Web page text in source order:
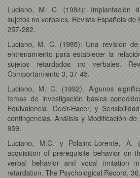
Luciano, M. C. (1984): Implantación
sujetos no verbales. Revista Española de
257-282.
Luciano, M. C. (1985): Una revisión
entrenamiento para establecer la
sujetos retardados no verbales.
Comportamiento 3, 37-45.
Luciano, M. C. (1992). Algunos
temas de investigación básica
Equivalencia, Decir-Hacer, y
contingencias. Análisis y Modificación
859.
Luciano, M.C. y Polaino-Lorente, A.
acquisition of prerequisite behavior on
verbal behavior and vocal imitation
retardation. The Psychological Record,